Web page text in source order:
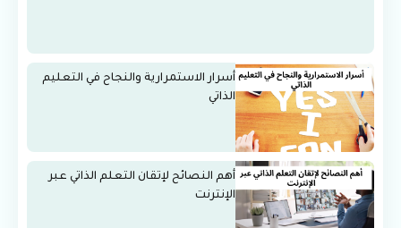
أسرار الاستمرارية والنجاح في التعليم
الذاتي
أهم النصائح لإتقان التعلم الذاتي عبر
الإنترنت